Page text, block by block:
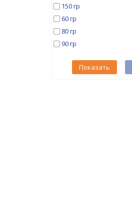
150 гр
60 гр
80 гр
90 гр
Показать